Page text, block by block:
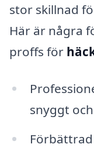
stor skillnad
Här är några
proffs för
snyggt